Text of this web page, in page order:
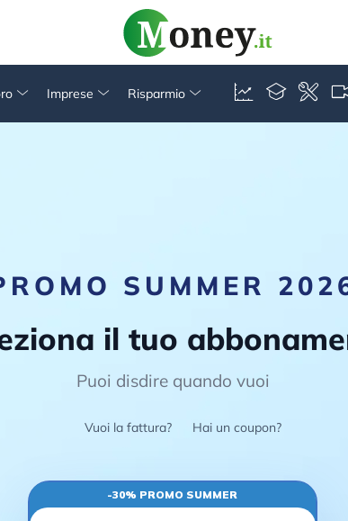
Imprese Risparmio
SUMMER
il tuo
Puoi disdire quando vuoi
Vuoi la fattura? Hai un coupon?
-30% PROMO SUMMER